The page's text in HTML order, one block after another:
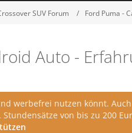
SUV Forum Ford Puma -
Auto -
werbefrei nutzen könnt.
von bis zu 200